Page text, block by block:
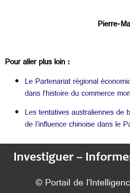
Pierre-
Pour aller plus loin :
Le Partenariat régional
dans l’histoire du commerce
Les tentatives australiennes de
de l'influence chinoise dans le
Investiguer –
© Portail de